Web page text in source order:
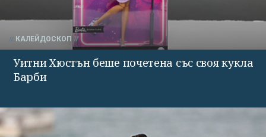
КАЛЕЙДОСКОП
Уитни Хюстън беше почетена със своя кукла
Барби